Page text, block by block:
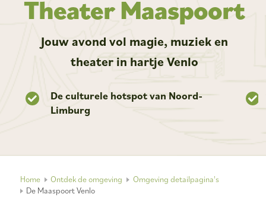
Theater Maaspoort
Jouw avond vol magie, muziek en
theater in hartje Venlo
De culturele hotspot van Noord-
Limburg
Home Ontdek de omgeving
Omgeving detailpagina's
De Maaspoort Venlo